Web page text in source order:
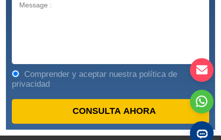
Comprender y aceptar nuestra política de
privacidad